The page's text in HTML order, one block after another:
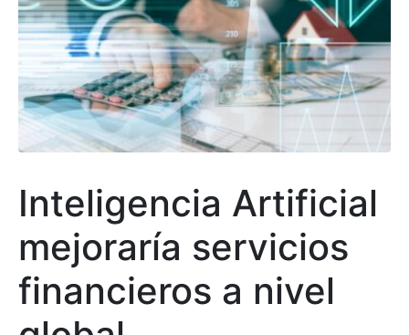
Inteligencia Artificial
mejoraría servicios
financieros a nivel